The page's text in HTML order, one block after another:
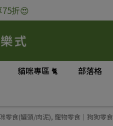
折😍
貓咪專區 🐈 部落格
零食(罐頭/肉泥), 寵物零食｜狗狗零食